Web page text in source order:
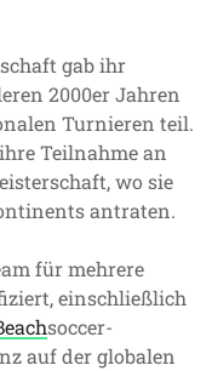
gab ihr
2000er Jahren
Turnieren teil.
Teilnahme an
wo sie
antraten.
für mehrere
einschließlich
soccer-
auf der globalen